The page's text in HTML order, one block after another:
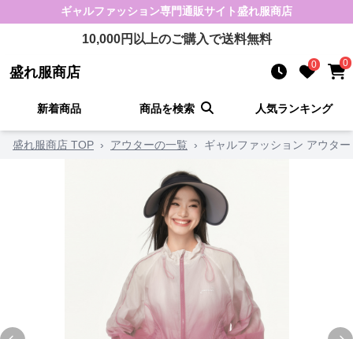
ギャルファッション専門通販サイト盛れ服商店
10,000円以上のご購入で送料無料
盛れ服商店 0 0
新着商品 商品を検索 人気ランキング
盛れ服商店 TOP › アウターの一覧 › ギャルファッション アウタ